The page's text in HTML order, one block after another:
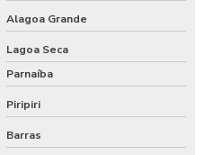
Alagoa Grande
Lagoa Seca
Parnaíba
Piripiri
Barras